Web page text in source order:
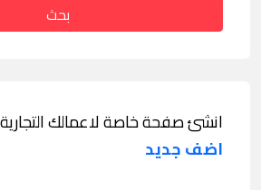
بحث
انشئ صفحة خاصة لاعمالك
اضف جديد